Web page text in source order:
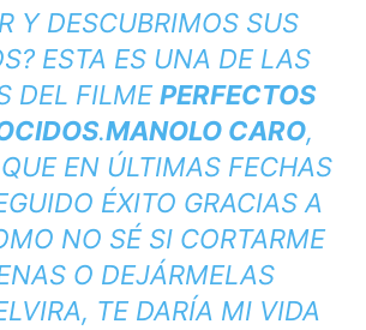
Y DESCUBRIMOS SUS
ESTA ES UNA DE LAS
DEL FILMEPERFECTOS
.MANOLO CARO,
EN ÚLTIMAS FECHAS
ÉXITO GRACIAS A
NO SÉ SI CORTARME
O DEJÁRMELAS
TE DARÍA MI VIDA